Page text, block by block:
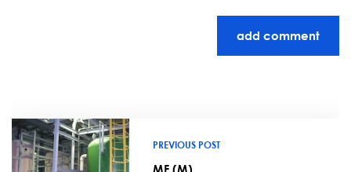
add comment
PREVIOUS POST
MF (M)